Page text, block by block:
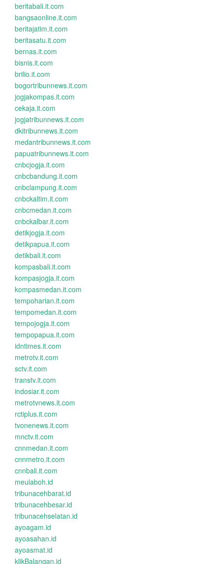
beritabali.it.com
bangsaonline.it.com
beritajatim.it.com
beritasatu.it.com
bernas.it.com
bisnis.it.com
brilio.it.com
bogortribunnews.it.com
jogjakompas.it.com
cekaja.it.com
jogjatribunnews.it.com
dkitribunnews.it.com
medantribunnews.it.com
papuatribunnews.it.com
cnbcjogja.it.com
cnbcbandung.it.com
cnbclampung.it.com
cnbckaltim.it.com
cnbcmedan.it.com
cnbckalbar.it.com
detikjogja.it.com
detikpapua.it.com
detikbali.it.com
kompasbali.it.com
kompasjogja.it.com
kompasmedan.it.com
tempoharian.it.com
tempomedan.it.com
tempojogja.it.com
tempopapua.it.com
idntimes.it.com
metrotv.it.com
sctv.it.com
transtv.it.com
indosiar.it.com
metrotvnews.it.com
rctiplus.it.com
tvonenews.it.com
mnctv.it.com
cnnmedan.it.com
cnnmetro.it.com
cnnbali.it.com
meulaboh.id
tribunacehbarat.id
tribunacehbesar.id
tribunacehselatan.id
ayoagam.id
ayoasahan.id
ayoasmat.id
klikBalangan.id